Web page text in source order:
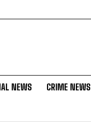
NEWS CRIME NEWS